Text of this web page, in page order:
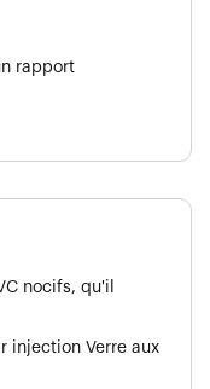
rapport
nocifs, qu'il
injection Verre aux